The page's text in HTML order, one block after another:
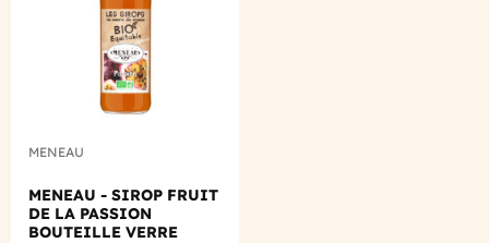
MENEAU
MENEAU - SIROP FRUIT
DE LA PASSION
BOUTEILLE VERRE